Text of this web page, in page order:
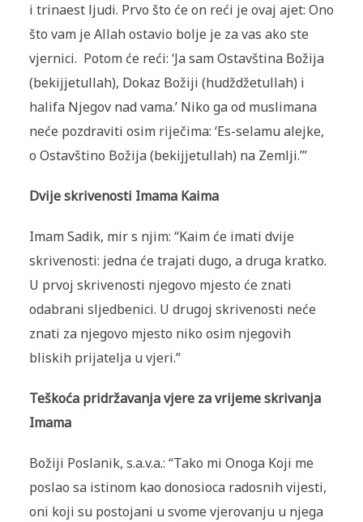
i trinaest ljudi. Prvo što će on reći je ovaj ajet: Ono
što vam je Allah ostavio bolje je za vas ako ste
vjernici. Potom će reći: ‘Ja sam Ostavština Božija
(bekijjetullah), Dokaz Božiji (hudždžetullah) i
halifa Njegov nad vama.’ Niko ga od muslimana
neće pozdraviti osim riječima: ‘Es-selamu alejke,
o Ostavštino Božija (bekijjetullah) na Zemlji.’”
Dvije skrivenosti Imama Kaima
Imam Sadik, mir s njim: “Kaim će imati dvije
skrivenosti: jedna će trajati dugo, a druga kratko.
U prvoj skrivenosti njegovo mjesto će znati
odabrani sljedbenici. U drugoj skrivenosti neće
znati za njegovo mjesto niko osim njegovih
bliskih prijatelja u vjeri.”
Teškoća pridržavanja vjere za vrijeme skrivanja
Imama
Božiji Poslanik, s.a.v.a.: “Tako mi Onoga Koji me
poslao sa istinom kao donosioca radosnih vijesti,
oni koji su postojani u svome vjerovanju u njega